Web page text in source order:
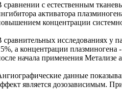
сравнении с естественным
активатора
концентрации
сравнительных исследованиях у
а концентрации
начала применения Метализе
данные
является дозозависимым.